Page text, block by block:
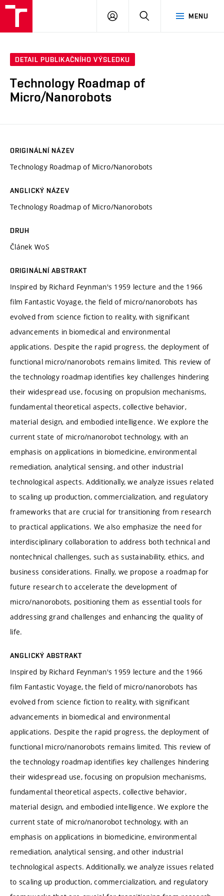
MENU
PŘIHLÁSIT
DETAIL PUBLIKAČNÍHO VÝSLEDKU
Technology Roadmap of
Micro/Nanorobots
ORIGINÁLNÍ NÁZEV
Technology Roadmap of Micro/Nanorobots
ANGLICKÝ NÁZEV
Technology Roadmap of Micro/Nanorobots
DRUH
Článek WoS
ORIGINÁLNÍ ABSTRAKT
Inspired by Richard Feynman's 1959 lecture and the 1966
film Fantastic Voyage, the field of micro/nanorobots has
evolved from science fiction to reality, with significant
advancements in biomedical and environmental
applications. Despite the rapid progress, the deployment of
functional micro/nanorobots remains limited. This review of
the technology roadmap identifies key challenges hindering
their widespread use, focusing on propulsion mechanisms,
fundamental theoretical aspects, collective behavior,
material design, and embodied intelligence. We explore the
current state of micro/nanorobot technology, with an
emphasis on applications in biomedicine, environmental
remediation, analytical sensing, and other industrial
technological aspects. Additionally, we analyze issues related
to scaling up production, commercialization, and regulatory
frameworks that are crucial for transitioning from research
to practical applications. We also emphasize the need for
interdisciplinary collaboration to address both technical and
nontechnical challenges, such as sustainability, ethics, and
business considerations. Finally, we propose a roadmap for
future research to accelerate the development of
micro/nanorobots, positioning them as essential tools for
addressing grand challenges and enhancing the quality of
life.
ANGLICKÝ ABSTRAKT
Inspired by Richard Feynman's 1959 lecture and the 1966
film Fantastic Voyage, the field of micro/nanorobots has
evolved from science fiction to reality, with significant
advancements in biomedical and environmental
applications. Despite the rapid progress, the deployment of
functional micro/nanorobots remains limited. This review of
the technology roadmap identifies key challenges hindering
their widespread use, focusing on propulsion mechanisms,
fundamental theoretical aspects, collective behavior,
material design, and embodied intelligence. We explore the
current state of micro/nanorobot technology, with an
emphasis on applications in biomedicine, environmental
remediation, analytical sensing, and other industrial
technological aspects. Additionally, we analyze issues related
to scaling up production, commercialization, and regulatory